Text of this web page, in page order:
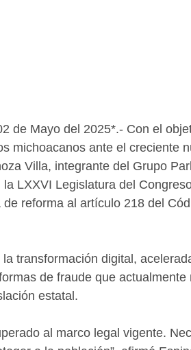
de Mayo del 2025*.- Con el
michoacanos ante el creciente
Villa, integrante del Grupo
LXXVI Legislatura del
reforma al artículo 218 del
transformación digital,
de fraude que
estatal.
al marco legal vigente.